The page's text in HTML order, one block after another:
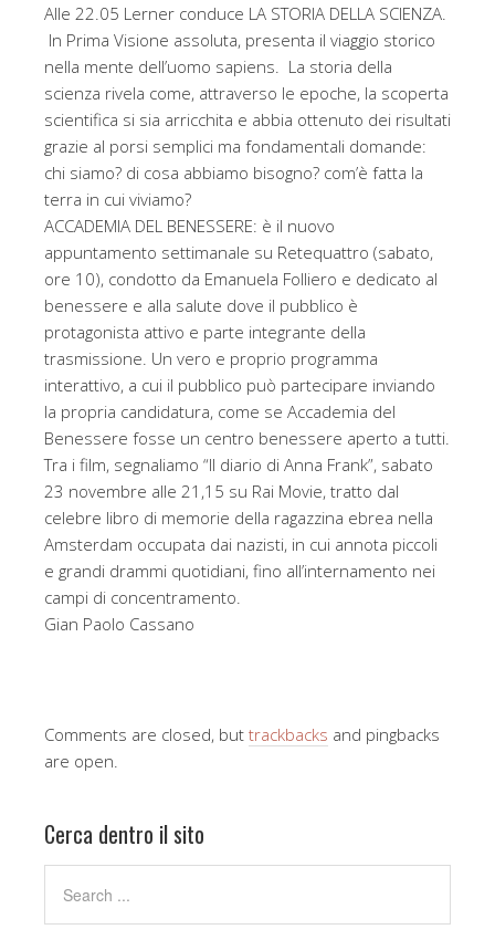
Alle 22.05 Lerner conduce LA STORIA DELLA SCIENZA.
In Prima Visione assoluta, presenta il viaggio storico
nella mente dell’uomo sapiens. La storia della
scienza rivela come, attraverso le epoche, la scoperta
scientifica si sia arricchita e abbia ottenuto dei risultati
grazie al porsi semplici ma fondamentali domande:
chi siamo? di cosa abbiamo bisogno? com’è fatta la
terra in cui viviamo?
ACCADEMIA DEL BENESSERE: è il nuovo
appuntamento settimanale su Retequattro (sabato,
ore 10), condotto da Emanuela Folliero e dedicato al
benessere e alla salute dove il pubblico è
protagonista attivo e parte integrante della
trasmissione. Un vero e proprio programma
interattivo, a cui il pubblico può partecipare inviando
la propria candidatura, come se Accademia del
Benessere fosse un centro benessere aperto a tutti.
Tra i film, segnaliamo “Il diario di Anna Frank”, sabato
23 novembre alle 21,15 su Rai Movie, tratto dal
celebre libro di memorie della ragazzina ebrea nella
Amsterdam occupata dai nazisti, in cui annota piccoli
e grandi drammi quotidiani, fino all’internamento nei
campi di concentramento.
Gian Paolo Cassano
Comments are closed, but trackbacks and pingbacks
are open.
Cerca dentro il sito